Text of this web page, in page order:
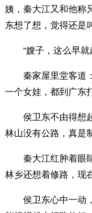
姨，秦大江又和他称
东想了想，觉得还是
“嫂子，这么早就
秦家屋里堂客道：
一个女娃，都到广东
侯卫东不由得想起
林山没有公路，真是
秦大江红肿着眼睛
林乡还想着修路，现
侯卫东心中一动，